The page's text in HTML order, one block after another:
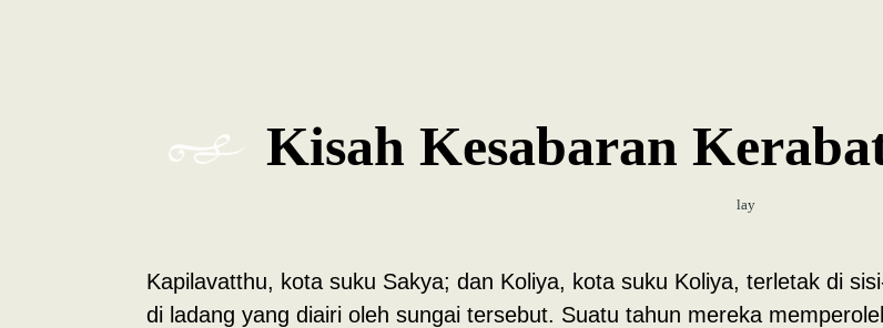
Kisah Kesabaran
lay
Kapilavatthu, kota suku Sakya; dan Koliya, kota suku Koliya, terletak di
di ladang yang diairi oleh sungai tersebut. Suatu tahun mereka